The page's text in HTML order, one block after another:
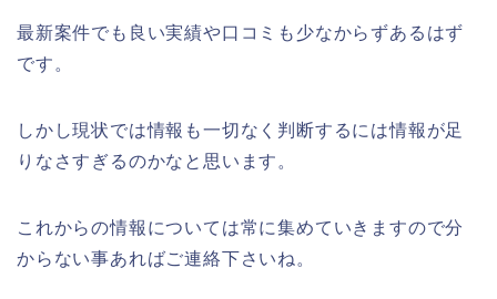
最新案件でも良い実績や口コミも少なからずあるはず
です。
しかし現状では情報も一切なく判断するには情報が足
りなさすぎるのかなと思います。
これからの情報については常に集めていきますので分
からない事あればご連絡下さいね。